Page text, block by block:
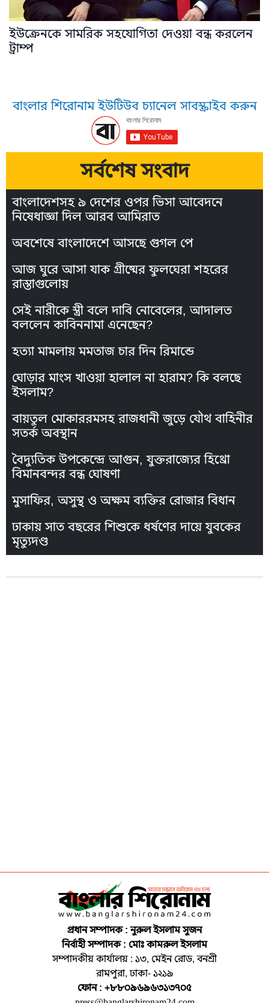
ইউক্রেনকে সামরিক সহযোগিতা দেওয়া বন্ধ করলেন
ট্রাম্প
বাংলার শিরোনাম ইউটিউব চ্যানেল সাবস্ক্রাইব করুন
সর্বশেষ সংবাদ
বাংলাদেশসহ ৯ দেশের ওপর ভিসা আবেদনে
নিষেধাজ্ঞা দিল আরব আমিরাত
অবশেষে বাংলাদেশে আসছে গুগল পে
আজ ঘুরে আসা যাক গ্রীষ্মের ফুলঘেরা শহরের
রাস্তাগুলোয়
সেই নারীকে স্ত্রী বলে দাবি নোবেলের, আদালত
বললেন কাবিননামা এনেছেন?
হত্যা মামলায় মমতাজ চার দিন রিমান্ডে
ঘোড়ার মাংস খাওয়া হালাল না হারাম? কি বলছে
ইসলাম?
বায়তুল মোকাররমসহ রাজধানী জুড়ে যৌথ বাহিনীর
সতর্ক অবস্থান
বৈদ্যুতিক উপকেন্দ্রে আগুন, যুক্তরাজ্যের হিথ্রো
বিমানবন্দর বন্ধ ঘোষণা
মুসাফির, অসুস্থ ও অক্ষম ব্যক্তির রোজার বিধান
ঢাকায় সাত বছরের শিশুকে ধর্ষণের দায়ে যুবকের
মৃত্যুদণ্ড
প্রধান সম্পাদক : নুরুল ইসলাম সুজন
নির্বাহী সম্পাদক : মোঃ কামরুল ইসলাম
সম্পাদকীয় কার্যালয় : ১৩, মেইন রোড, বনশ্রী
রামপুরা, ঢাকা- ১২১৯
ফোন : +৮৮০৯৬৯৬৩১৩৭০৫